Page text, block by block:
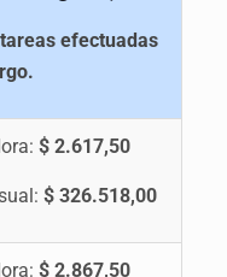
efectuadas
$ 2.617,50
$ 326.518,00
$ 2.867,50